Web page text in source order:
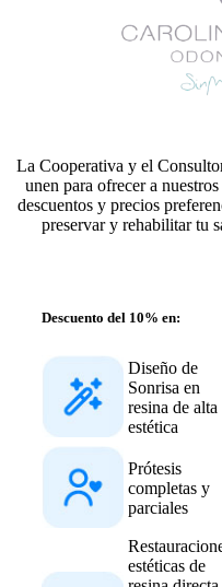
La Cooperativa y el
unen para ofrecer a
descuentos y precios
preservar y rehabilitar tu
Descuento del 10% en:
Diseño de
Sonrisa en
resina de alta
estética
Prótesis
completas y
parciales
estéticas de